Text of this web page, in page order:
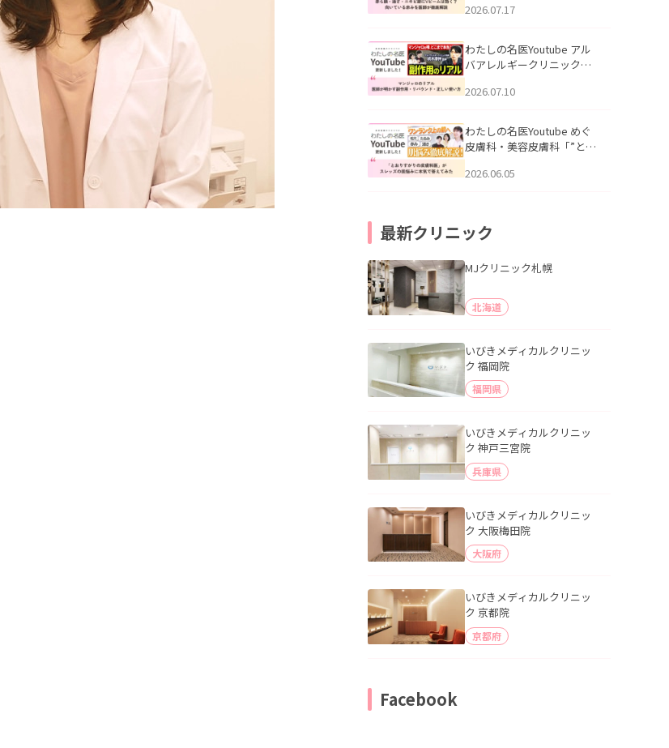
跡にVビームは効く？向いて
説」を公開いたしました。
2026.07.17
わたしの名医Youtube アル
バアレルギークリニック札
医師が明かす副作用・リバ
公開いたしました。
2026.07.10
わたしの名医Youtube めぐ
皮膚科・美容皮膚科「”とお
ッズの肌悩みに本気で答え
2026.06.05
最新クリニック
MJクリニック札幌
北海道
いびきメディカルクリニッ
ク 福岡院
福岡県
いびきメディカルクリニッ
ク 神戸三宮院
兵庫県
いびきメディカルクリニッ
ク 大阪梅田院
大阪府
いびきメディカルクリニッ
ク 京都院
京都府
Facebook